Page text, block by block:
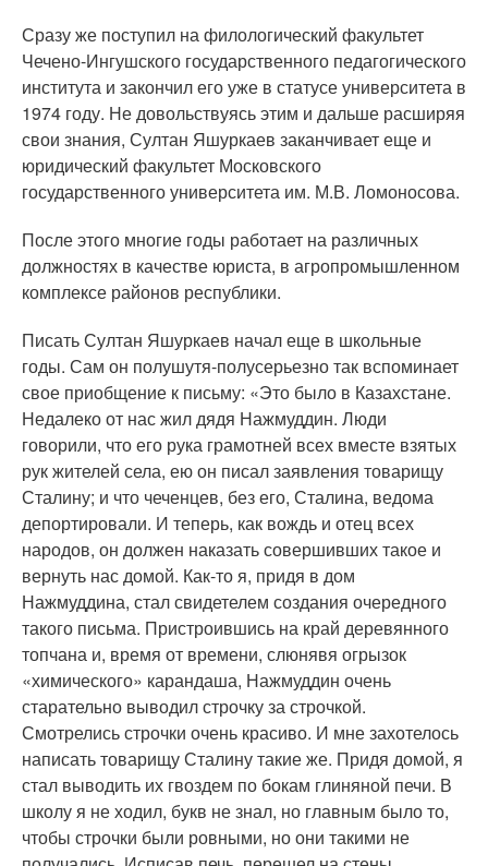
Сразу же поступил на филологический факультет
Чечено-Ингушского государственного педагогического
института и закончил его уже в статусе университета в
1974 году. Не довольствуясь этим и дальше расширяя
свои знания, Султан Яшуркаев заканчивает еще и
юридический факультет Московского
государственного университета им. М.В. Ломоносова.
После этого многие годы работает на различных
должностях в качестве юриста, в агропромышленном
комплексе районов республики.
Писать Султан Яшуркаев начал еще в школьные
годы. Сам он полушутя-полусерьезно так вспоминает
свое приобщение к письму: «Это было в Казахстане.
Недалеко от нас жил дядя Нажмуддин. Люди
говорили, что его рука грамотней всех вместе взятых
рук жителей села, ею он писал заявления товарищу
Сталину; и что чеченцев, без его, Сталина, ведома
депортировали. И теперь, как вождь и отец всех
народов, он должен наказать совершивших такое и
вернуть нас домой. Как-то я, придя в дом
Нажмуддина, стал свидетелем создания очередного
такого письма. Пристроившись на край деревянного
топчана и, время от времени, слюнявя огрызок
«химического» карандаша, Нажмуддин очень
старательно выводил строчку за строчкой.
Смотрелись строчки очень красиво. И мне захотелось
написать товарищу Сталину такие же. Придя домой, я
стал выводить их гвоздем по бокам глиняной печи. В
школу я не ходил, букв не знал, но главным было то,
чтобы строчки были ровными, но они такими не